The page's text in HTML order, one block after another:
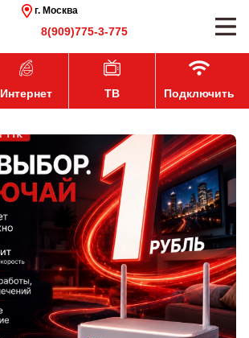
г. Москва
8(909)775-3-775
Интернет ТВ Подключить